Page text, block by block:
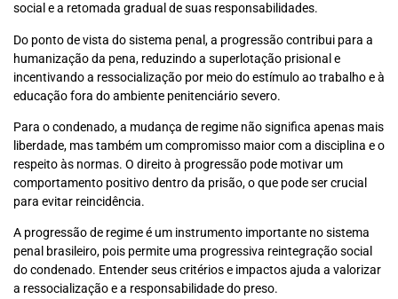
social e a retomada gradual de suas responsabilidades.
Do ponto de vista do sistema penal, a progressão contribui para a
humanização da pena, reduzindo a superlotação prisional e
incentivando a ressocialização por meio do estímulo ao trabalho e à
educação fora do ambiente penitenciário severo.
Para o condenado, a mudança de regime não significa apenas mais
liberdade, mas também um compromisso maior com a disciplina e o
respeito às normas. O direito à progressão pode motivar um
comportamento positivo dentro da prisão, o que pode ser crucial
para evitar reincidência.
A progressão de regime é um instrumento importante no sistema
penal brasileiro, pois permite uma progressiva reintegração social
do condenado. Entender seus critérios e impactos ajuda a valorizar
a ressocialização e a responsabilidade do preso.